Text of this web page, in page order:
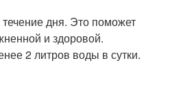
дня. Это поможет
и здоровой.
2 литров воды в сутки.